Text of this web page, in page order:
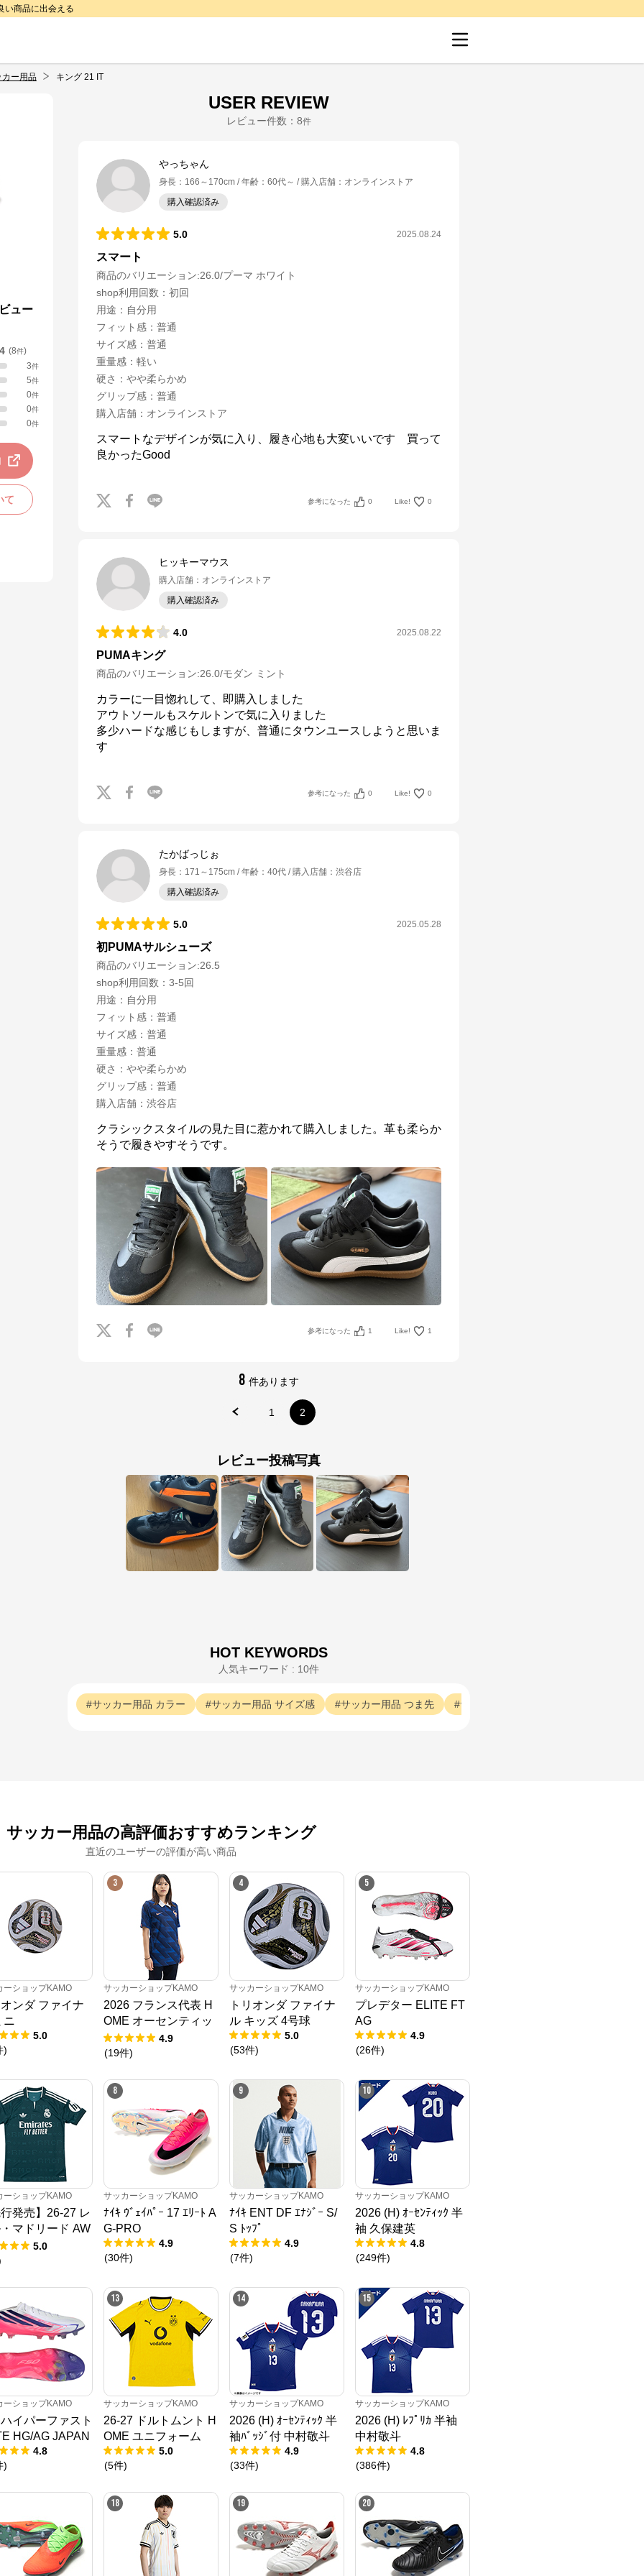
い商品に出会える
カー用品 キング 21 IT
ュー
(8件)
3件
5件
0件
0件
0件
て
USER REVIEW
レビュー件数： 8件
やっちゃん
身長 ： 166～170cm 年齢 ： 60代～ 購入店舗 ： オンラインストア
購入確認済み
5.0 2025.08.24
スマート
商品のバリエーション:26.0/プーマ ホワイト
shop利用回数 ： 初回
用途 ： 自分用
フィット感 ： 普通
サイズ感 ： 普通
重量感 ： 軽い
硬さ ： やや柔らかめ
グリップ感 ： 普通
購入店舗 ： オンラインストア
スマートなデザインが気に入り、履き心地も大変いいです　買って
良かったGood
参考になった 0 Like! 0
ヒッキーマウス
購入店舗 ： オンラインストア
購入確認済み
4.0 2025.08.22
PUMAキング
商品のバリエーション:26.0/モダン ミント
カラーに一目惚れして、即購入しました
アウトソールもスケルトンで気に入りました
多少ハードな感じもしますが、普通にタウンユースしようと思いま
す
参考になった 0 Like! 0
たかばっじぉ
身長 ： 171～175cm 年齢 ： 40代 購入店舗 ： 渋谷店
購入確認済み
5.0 2025.05.28
初PUMAサルシューズ
商品のバリエーション:26.5
shop利用回数 ： 3-5回
用途 ： 自分用
フィット感 ： 普通
サイズ感 ： 普通
重量感 ： 普通
硬さ ： やや柔らかめ
グリップ感 ： 普通
購入店舗 ： 渋谷店
クラシックスタイルの見た目に惹かれて購入しました。革も柔らか
そうで履きやすそうです。
参考になった 1 Like! 1
8 件あります
1 2
レビュー投稿写真
HOT KEYWORDS
人気キーワード : 10件
サッカー用品 カラー サッカー用品 サイズ感 サッカー用品 つま先 サッカー用品
サッカー用品の高評価おすすめランキング
直近のユーザーの評価が高い商品
ーショップKAMO
ンダ ファイナ
ニ
5.0
)
3
サッカーショップKAMO
2026 フランス代表 H
OME オーセンティッ
クユニフォーム
4.9
(19件)
4
サッカーショップKAMO
トリオンダ ファイナ
ル キッズ 4号球
5.0
(53件)
5
サッカーショップKAMO
プレデター ELITE FT
AG
4.9
(26件)
ーショップKAMO
発売】26-27 レ
マドリード AW
ニフォーム
5.0
8
サッカーショップKAMO
ﾅｲｷ ｳﾞｪｲﾊﾟｰ 17 ｴﾘｰﾄ A
G-PRO
4.9
(30件)
9
サッカーショップKAMO
ﾅｲｷ ENT DF ｴﾅｼﾞｰ S/
S ﾄｯﾌﾟ
4.9
(7件)
10
サッカーショップKAMO
2026 (H) ｵｰｾﾝﾃｨｯｸ 半
袖 久保建英
4.8
(249件)
ーショップKAMO
イパーファスト
HG/AG JAPAN
4.8
)
13
サッカーショップKAMO
26-27 ドルトムント H
OME ユニフォーム
5.0
(5件)
14
サッカーショップKAMO
2026 (H) ｵｰｾﾝﾃｨｯｸ 半
袖ﾊﾞｯｼﾞ付 中村敬斗
4.9
(33件)
15
サッカーショップKAMO
2026 (H) ﾚﾌﾟﾘｶ 半袖
中村敬斗
4.8
(386件)
18 19 20
サッカーショップKAMOの公式通販サイト「サッカーショップKAMOオンライ
ンストア」。 老舗サッカー用品専門店ならではの豊富な品揃え！